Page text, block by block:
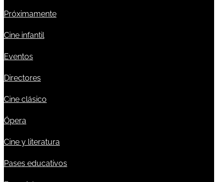
Próximamente
Cine infantil
Eventos
Directores
Cine clásico
Ópera
Cine y literatura
Pases educativos